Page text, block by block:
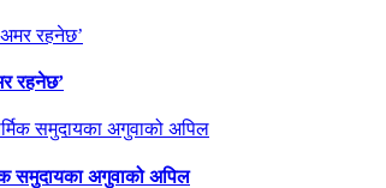
रहनेछ’
समुदायका अगुवाको अपिल